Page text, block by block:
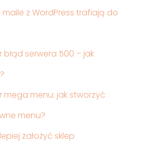
z WordPress trafiają do
błąd serwera 500 – jak
mega menu: jak stworzyć
menu?
założyć sklep